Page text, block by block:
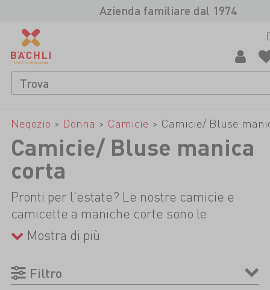
Azienda familiare dal 1974
Negozio > Donna > Camicie > Camicie/ Bluse
Camicie/ Bluse manica
corta
Pronti per l'estate? Le nostre camicie e
camicette a maniche corte sono le
compagne perfette per le tue avventure
all'aria aperta. Leggero, traspirante e ad
asciugatura rapida: così rimarrai
piacevolmente fresco anche nelle giornate
Mostra di più
Filtro